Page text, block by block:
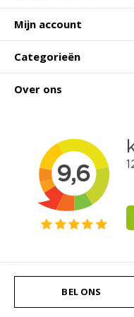
Mijn account
Categorieën
Over ons
BEL ONS